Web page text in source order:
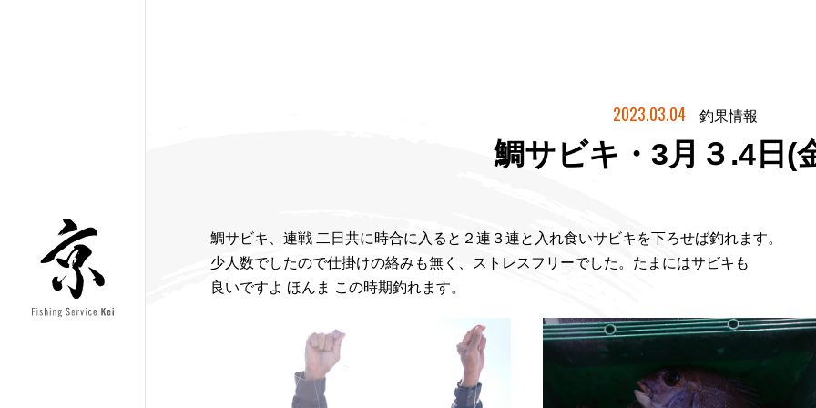
2023.03.04 釣果情報
鯛サビキ・3月３.4日(
鯛サビキ、連戦 二日共に時合に入ると２連３連と入れ食いサビキを下ろせば釣れます。
少人数でしたので仕掛けの絡みも無く、ストレスフリーでした。たまにはサビキも
良いですよ ほんま この時期釣れます。